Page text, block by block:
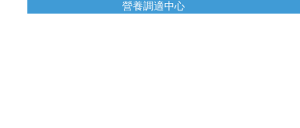
營養調適中心